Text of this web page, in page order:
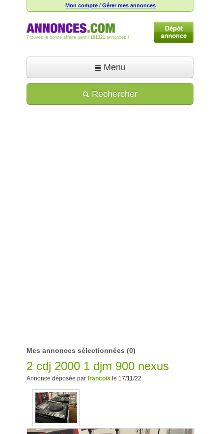
Mon compte / Gérer mes annonces
Trouvez la bonne affaire parmi 101321 annonces !
Menu
Déposer une annonce
Rechercher
Mes annonces sélectionnées (0)
2 cdj 2000 1 djm 900 nexus
Annonce déposée par francois le 17/11/22